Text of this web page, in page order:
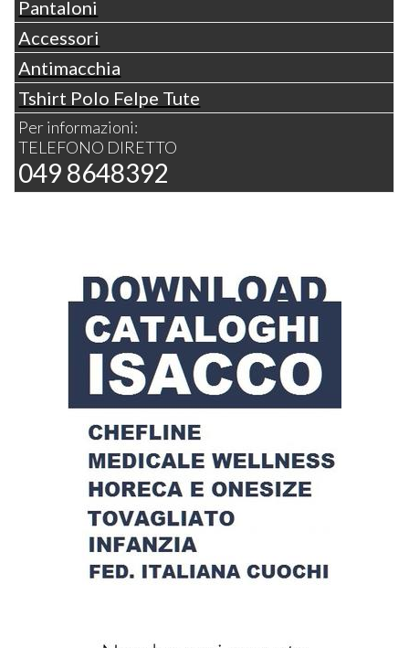
Pantaloni
Accessori
Antimacchia
Tshirt Polo Felpe Tute
Per informazioni:
TELEFONO DIRETTO
049 8648392